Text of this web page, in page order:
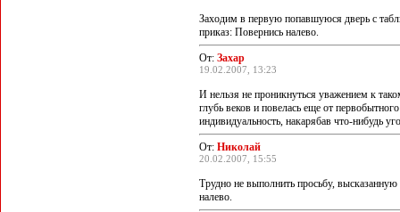
Заходим в первую попавшуюся дверь с
приказ: Повернись налево.
От: Захар
19.02.2007, 13:23
И нельзя не проникнуться уважением к
глубь веков и повелась еще от
индивидуальность, накарябав что-нибудь
От: Николай
20.02.2007, 15:55
Трудно не выполнить просьбу,
налево.